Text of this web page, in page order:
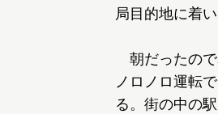
局目的地に着
朝だったので
ノロノロ運転
る。街の中の